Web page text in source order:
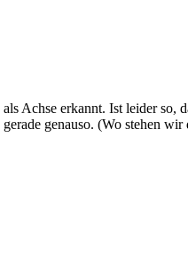
Achse erkannt. Ist leider
genauso. (Wo stehen wir